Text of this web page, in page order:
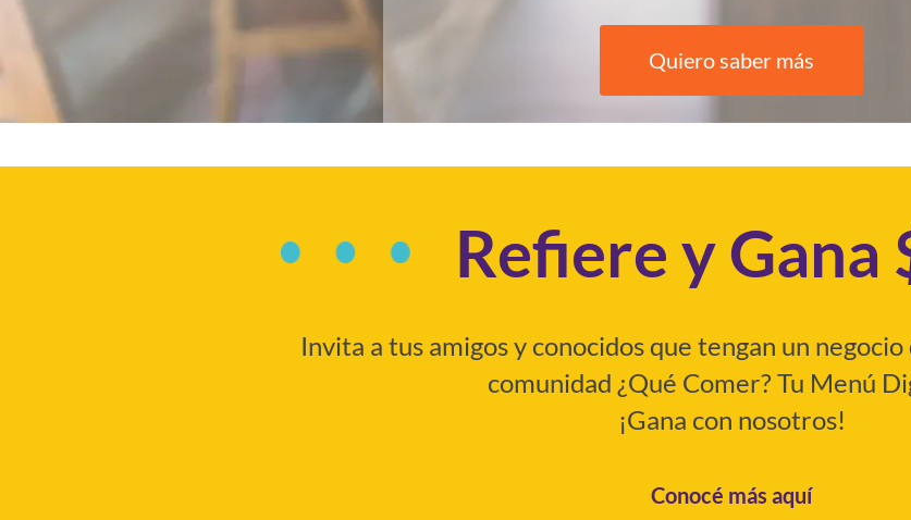
Quiero saber más
Refiere y Gana
Invita a tus amigos y conocidos que tengan un
comunidad ¿Qué Comer? Tu Menú
¡Gana con nosotros!
Conocé más aquí